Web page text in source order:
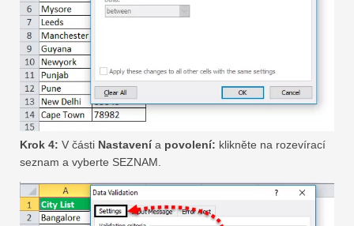
Krok 4: V části Nastavenía povolení: klikněte na rozevírací
seznam a vyberte SEZNAM.